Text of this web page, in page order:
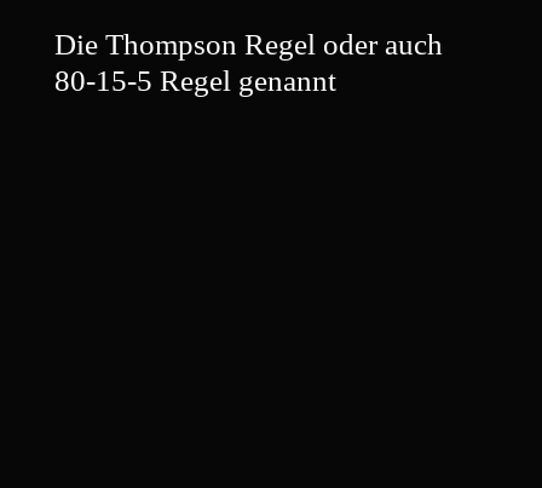
Die Thompson Regel oder auch
80-15-5 Regel genannt